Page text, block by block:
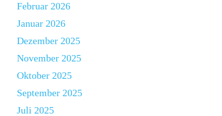
Februar 2026
Januar 2026
Dezember 2025
November 2025
Oktober 2025
September 2025
Juli 2025